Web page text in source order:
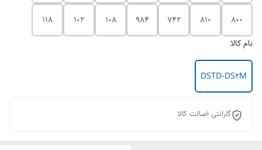
800
810
742
984
108
102
118
نام کالا
DSTD-DS2M
گارانتی اصالت کالا